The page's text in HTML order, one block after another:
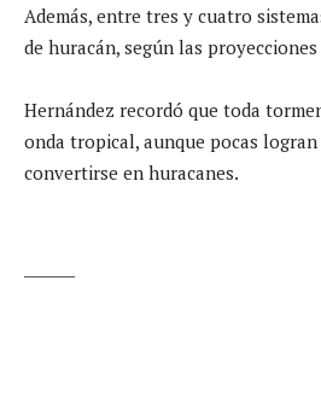
Además, entre tres y cuatro
de huracán, según las
Hernández recordó que toda
onda tropical, aunque pocas
convertirse en huracanes.